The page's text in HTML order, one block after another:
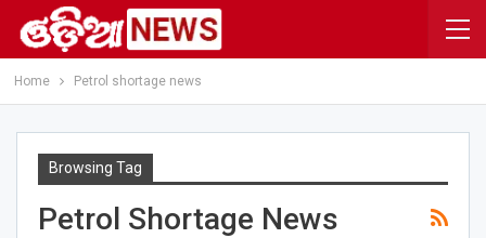
Home Petrol shortage news
Browsing Tag
Petrol Shortage News